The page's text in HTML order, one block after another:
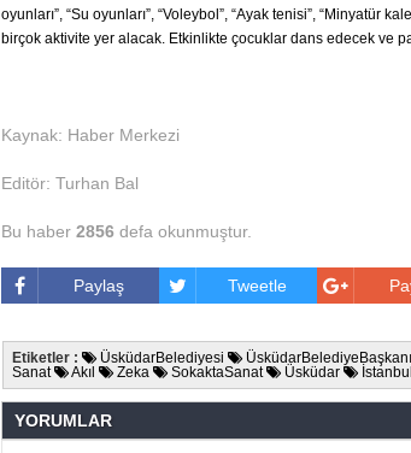
oyun­la­rı”, “Su oyun­la­rı”, “Vo­ley­bol”, “Ayak te­ni­si”, “Min­ya­tür
bir­çok ak­ti­vi­te yer ala­cak. Et­kin­lik­te ço­cuk­lar dans edecek ve
Kaynak: Haber Merkezi
Editör: Turhan Bal
Bu haber 2856 defa okunmuştur.
Paylaş Tweetle
Etiketler : ÜsküdarBelediyesi ÜsküdarBelediyeBaşkanı
Sanat
Akıl Zeka SokaktaSanat Üsküdar İstanbul
YORUMLAR